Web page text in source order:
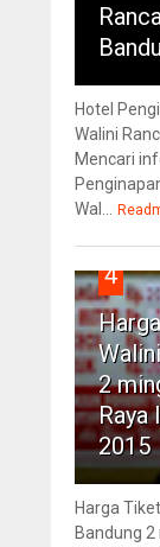
Hotel
Walini
Mencari
Wal...
4
2
Raya
2015
Harga
Bandung 2